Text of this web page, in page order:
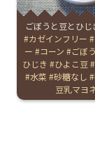
ごぼうと豆とひじ
Tags:
カゼインフリー
ー
コーン ごぼう
ひじき
ひよこ豆
水菜
砂糖なし
豆乳マヨ